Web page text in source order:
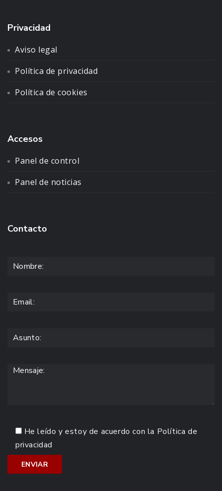
Privacidad
Aviso legal
Política de privacidad
Política de cookies
Accesos
Panel de control
Panel de noticias
Contacto
He leído y estoy de acuerdo con la Política de
privacidad